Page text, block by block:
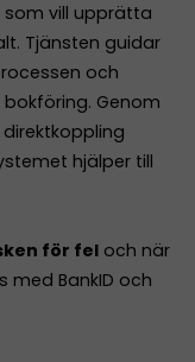
vill upprätta
Tjänsten guidar
och
Genom
hjälper till
för fel och när
med BankID och